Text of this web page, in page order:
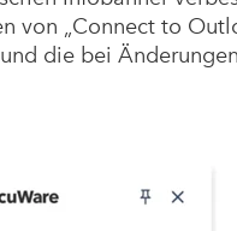
von „Connect to
die bei